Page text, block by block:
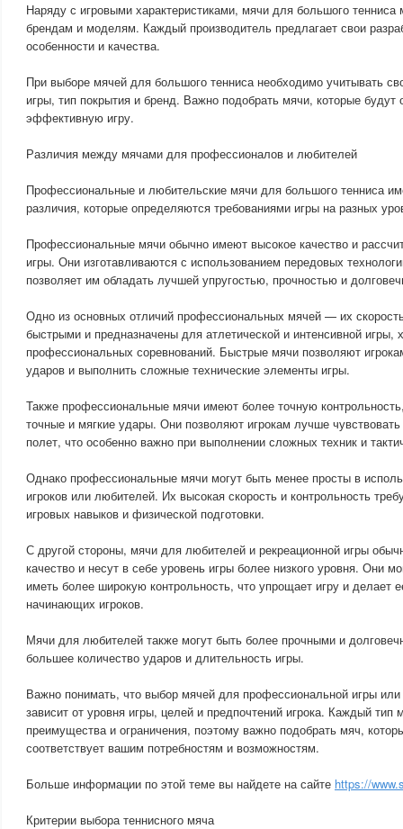
Наряду с игровыми характеристиками, мячи для большого тенниса
брендам и моделям. Каждый производитель предлагает свои
особенности и качества.
При выборе мячей для большого тенниса необходимо учитывать
игры, тип покрытия и бренд. Важно подобрать мячи, которые
эффективную игру.
Различия между мячами для профессионалов и любителей
Профессиональные и любительские мячи для большого тенниса
различия, которые определяются требованиями игры на разных
Профессиональные мячи обычно имеют высокое качество и
игры. Они изготавливаются с использованием передовых
позволяет им обладать лучшей упругостью, прочностью и
Одно из основных отличий профессиональных мячей — их
быстрыми и предназначены для атлетической и интенсивной игры,
профессиональных соревнований. Быстрые мячи позволяют
ударов и выполнить сложные технические элементы игры.
Также профессиональные мячи имеют более точную
точные и мягкие удары. Они позволяют игрокам лучше
полет, что особенно важно при выполнении сложных техник и
Однако профессиональные мячи могут быть менее просты в
игроков или любителей. Их высокая скорость и контрольность
игровых навыков и физической подготовки.
С другой стороны, мячи для любителей и рекреационной игры
качество и несут в себе уровень игры более низкого уровня. Они
иметь более широкую контрольность, что упрощает игру и делает
начинающих игроков.
Мячи для любителей также могут быть более прочными и
большее количество ударов и длительность игры.
Важно понимать, что выбор мячей для профессиональной игры или
зависит от уровня игры, целей и предпочтений игрока. Каждый тип
преимущества и ограничения, поэтому важно подобрать мяч,
соответствует вашим потребностям и возможностям.
Больше информации по этой теме вы найдете на сайте https://
Критерии выбора теннисного мяча